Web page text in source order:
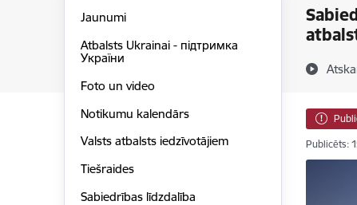
Jaunumi
Atbalsts Ukrainai - підтримка
України
Foto un video
Notikumu kalendārs
Valsts atbalsts iedzīvotājiem
Tiešraides
Sabiedrības līdzdalība
Publicēts: